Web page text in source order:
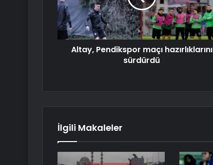
Altay, Pendikspor maçı hazırlıklarını
sürdürdü
İlgili Makaleler